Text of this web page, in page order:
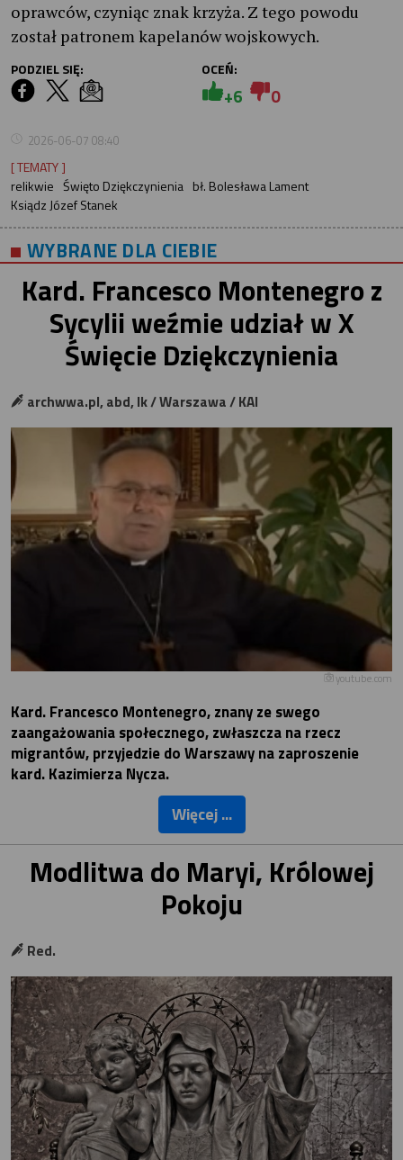
oprawców, czyniąc znak krzyża. Z tego powodu
został patronem kapelanów wojskowych.
PODZIEL SIĘ: OCEŃ:
+6 0
2026-06-07 08:40
[ TEMATY ]
relikwie Święto Dziękczynienia bł. Bolesława Lament
Ksiądz Józef Stanek
WYBRANE DLA CIEBIE
Kard. Francesco Montenegro z
Sycylii weźmie udział w X
Święcie Dziękczynienia
archwwa.pl, abd, lk / Warszawa / KAI
youtube.com
Kard. Francesco Montenegro, znany ze swego
zaangażowania społecznego, zwłaszcza na rzecz
migrantów, przyjedzie do Warszawy na zaproszenie
kard. Kazimierza Nycza.
Więcej ...
Modlitwa do Maryi, Królowej
Pokoju
Red.